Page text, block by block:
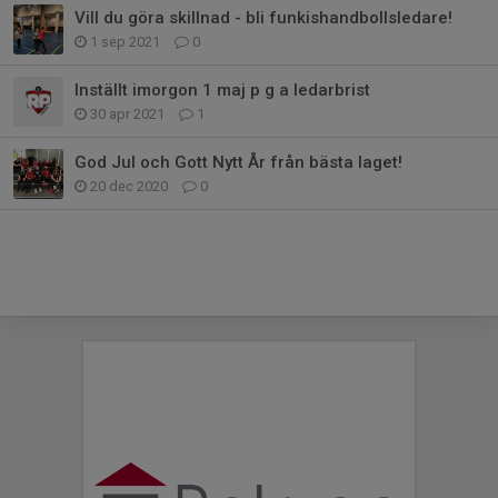
Vill du göra skillnad - bli funkishandbollsledare!
1 sep 2021 0
Inställt imorgon 1 maj p g a ledarbrist
30 apr 2021 1
God Jul och Gott Nytt År från bästa laget!
20 dec 2020 0